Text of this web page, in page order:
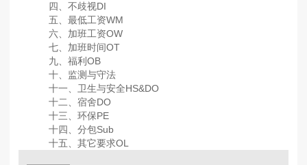
四、不歧视DI
五、最低工资WM
六、加班工资OW
七、加班时间OT
九、福利OB
十、监测与守法
十一、卫生与安全HS&DO
十二、宿舍DO
十三、环保PE
十四、分包Sub
十五、其它要求OL